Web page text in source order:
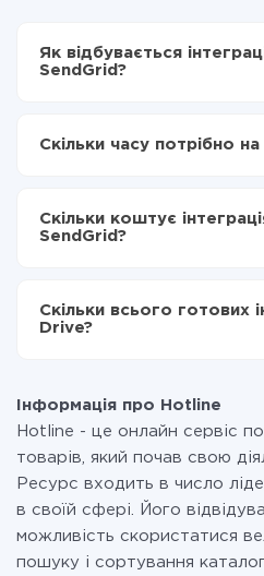
Як відбувається
SendGrid?
Вибираєте які дані
Тепер дані будуть
Hotline в SendGrid
Скільки часу потрібно на
становити від 5-ти до 30-
налаштування займає 10-15
Скільки коштує
SendGrid?
Ви оплачуєте лише
передаються з однієї вашої
при необхідності.
Скільки всього готових
Drive?
Інформація про Hotline
Hotline - це онлайн сервіс
товарів, який почав свою
Ресурс входить в число
в своїй сфері. Його
можливість скористатися
пошуку і сортування